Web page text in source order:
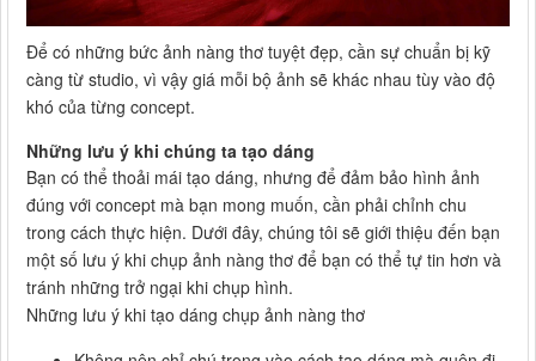
Để có những bức ảnh nàng thơ tuyệt đẹp, cần sự chuẩn bị kỹ
càng từ studio, vì vậy giá mỗi bộ ảnh sẽ khác nhau tùy vào độ
khó của từng concept.
Những lưu ý khi chúng ta tạo dáng
Bạn có thể thoải mái tạo dáng, nhưng để đảm bảo hình ảnh
đúng với concept mà bạn mong muốn, cần phải chỉnh chu
trong cách thực hiện. Dưới đây, chúng tôi sẽ giới thiệu đến bạn
một số lưu ý khi chụp ảnh nàng thơ để bạn có thể tự tin hơn và
tránh những trở ngại khi chụp hình.
Những lưu ý khi tạo dáng chụp ảnh nàng thơ